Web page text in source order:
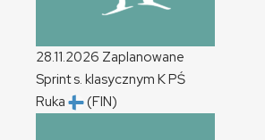
28.11.2026 Zaplanowane
Sprint s. klasycznym KPŚ
Ruka
(FIN)